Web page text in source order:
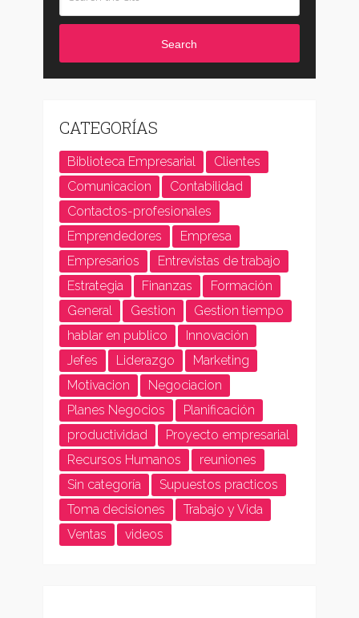
Search
CATEGORÍAS
Biblioteca Empresarial
Clientes
Comunicacion
Contabilidad
Contactos-profesionales
Emprendedores
Empresa
Empresarios
Entrevistas de trabajo
Estrategia
Finanzas
Formación
General
Gestion
Gestion tiempo
hablar en publico
Innovación
Jefes
Liderazgo
Marketing
Motivacion
Negociacion
Planes Negocios
Planificación
productividad
Proyecto empresarial
Recursos Humanos
reuniones
Sin categoría
Supuestos practicos
Toma decisiones
Trabajo y Vida
Ventas
videos